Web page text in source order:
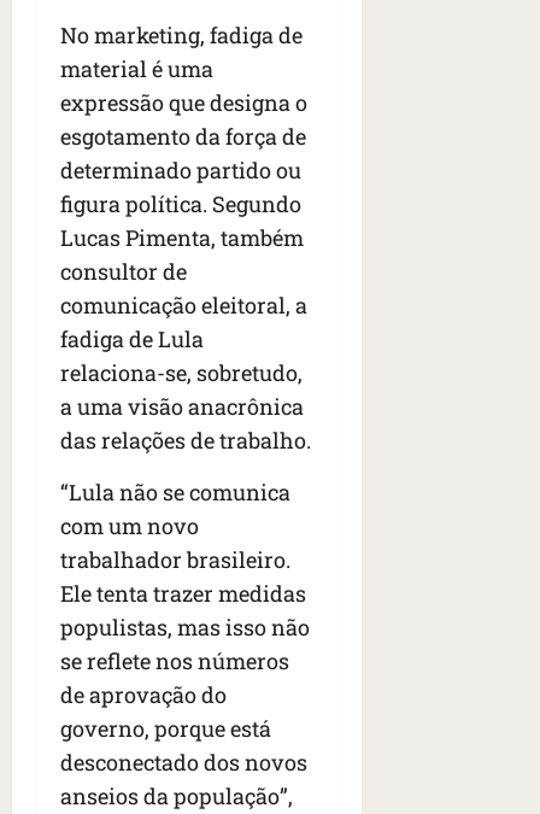
No marketing, fadiga de
material é uma
expressão que designa o
esgotamento da força de
determinado partido ou
figura política. Segundo
Lucas Pimenta, também
consultor de
comunicação eleitoral, a
fadiga de Lula
relaciona-se, sobretudo,
a uma visão anacrônica
das relações de trabalho.
“Lula não se comunica
com um novo
trabalhador brasileiro.
Ele tenta trazer medidas
populistas, mas isso não
se reflete nos números
de aprovação do
governo, porque está
desconectado dos novos
anseios da população”,